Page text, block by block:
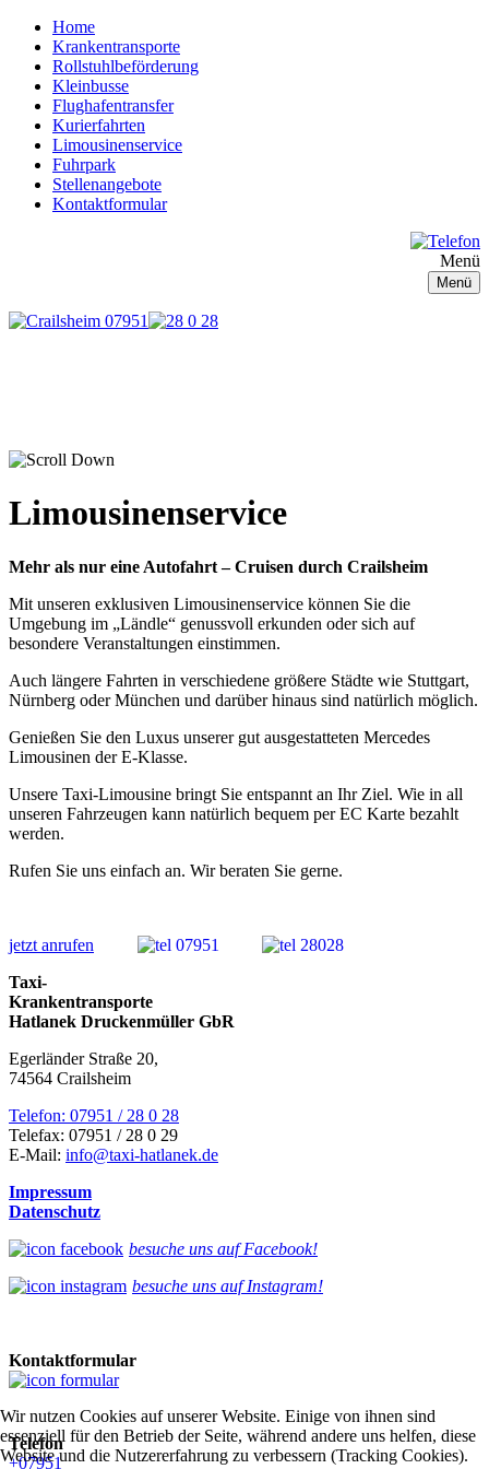
Home
Krankentransporte
Rollstuhlbeförderung
Kleinbusse
Flughafentransfer
Kurierfahrten
Limousinenservice
Fuhrpark
Stellenangebote
Kontaktformular
Menü
Menü
Limousinenservice
Mehr als nur eine Autofahrt –Cruisen durch Crailsheim
Mit unseren exklusiven Limousinenservice können Sie die
Umgebung im „Ländle“ genussvoll erkunden oder sich auf
besondere Veranstaltungen einstimmen.
Auch längere Fahrten in verschiedene größere Städte wie Stuttgart,
Nürnberg oder München und darüber hinaus sind natürlich möglich.
Genießen Sie den Luxus unserer gut ausgestatteten Mercedes
Limousinen der E-Klasse.
Unsere Taxi-Limousine bringt Sie entspannt an Ihr Ziel. Wie in all
unseren Fahrzeugen kann natürlich bequem per EC Karte bezahlt
werden.
Rufen Sie uns einfach an. Wir beraten Sie gerne.
jetzt anrufen
Taxi-
Krankentransporte
Hatlanek Druckenmüller GbR
Egerländer Straße 20,
74564 Crailsheim
Telefon: 07951 / 28 0 28
Telefax: 07951 / 28 0 29
E-Mail: info@taxi-hatlanek.de
Impressum
Datenschutz
besuche uns auf Facebook!
besuche uns auf Instagram!
Kontaktformular
Telefon
+07951
Wir nutzen Cookies auf unserer Website. Einige von ihnen sind
essenziell für den Betrieb der Seite, während andere uns helfen, diese
Website und die Nutzererfahrung zu verbessern (Tracking Cookies).